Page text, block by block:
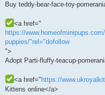
Buy teddy-bear-face-toy-
<a href="
https://
puppies/"rel="dofollow
">
Adopt Parti-fluffy-teacup-
<a href=" https://
Kittens online</a>